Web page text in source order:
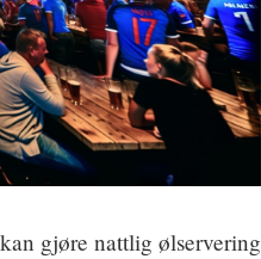
gjøre nattlig ølservering